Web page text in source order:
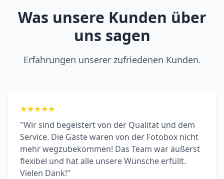
Was unsere Kunden über
uns sagen
Erfahrungen unserer zufriedenen Kunden.
★★★★★
"Wir sind begeistert von der Qualität und dem
Service. Die Gäste waren von der Fotobox nicht
mehr wegzubekommen! Das Team war äußerst
flexibel und hat alle unsere Wünsche erfüllt.
Vielen Dank!"